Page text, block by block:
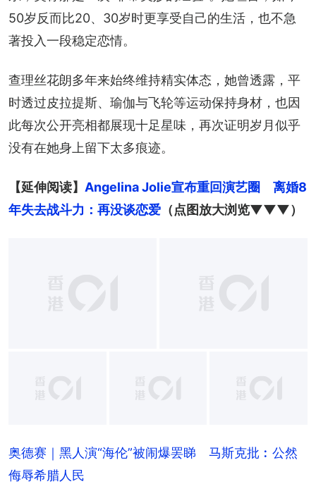
50岁反而比20、30岁时更享受自己的生活，也不急
著投入一段稳定恋情。
查理丝花朗多年来始终维持精实体态，她曾透露，平
时透过皮拉提斯、瑜伽与飞轮等运动保持身材，也因
此每次公开亮相都展现十足星味，再次证明岁月似乎
没有在她身上留下太多痕迹。
【延伸阅读】 Angelina Jolie宣布重回演艺圈　离婚8
年失去战斗力：再没谈恋爱 （点图放大浏览▼▼▼）
+8
奥德赛｜黑人演“海伦”被闹爆罢睇 马斯克批︰公然
侮辱希腊人民